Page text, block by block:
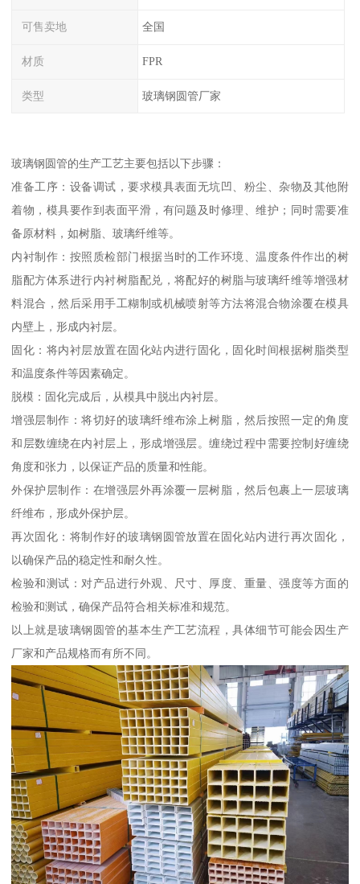
可售卖地 全国
材质 FPR
类型 玻璃钢圆管厂家
玻璃钢圆管的生产工艺主要包括以下步骤：
准备工序：设备调试，要求模具表面无坑凹、粉尘、杂物及其他附
着物，模具要作到表面平滑，有问题及时修理、维护；同时需要准
备原材料，如树脂、玻璃纤维等。
内衬制作：按照质检部门根据当时的工作环境、温度条件作出的树
脂配方体系进行内衬树脂配兑，将配好的树脂与玻璃纤维等增强材
料混合，然后采用手工糊制或机械喷射等方法将混合物涂覆在模具
内壁上，形成内衬层。
固化：将内衬层放置在固化站内进行固化，固化时间根据树脂类型
和温度条件等因素确定。
脱模：固化完成后，从模具中脱出内衬层。
增强层制作：将切好的玻璃纤维布涂上树脂，然后按照一定的角度
和层数缠绕在内衬层上，形成增强层。缠绕过程中需要控制好缠绕
角度和张力，以保证产品的质量和性能。
外保护层制作：在增强层外再涂覆一层树脂，然后包裹上一层玻璃
纤维布，形成外保护层。
再次固化：将制作好的玻璃钢圆管放置在固化站内进行再次固化，
以确保产品的稳定性和耐久性。
检验和测试：对产品进行外观、尺寸、厚度、重量、强度等方面的
检验和测试，确保产品符合相关标准和规范。
以上就是玻璃钢圆管的基本生产工艺流程，具体细节可能会因生产
厂家和产品规格而有所不同。